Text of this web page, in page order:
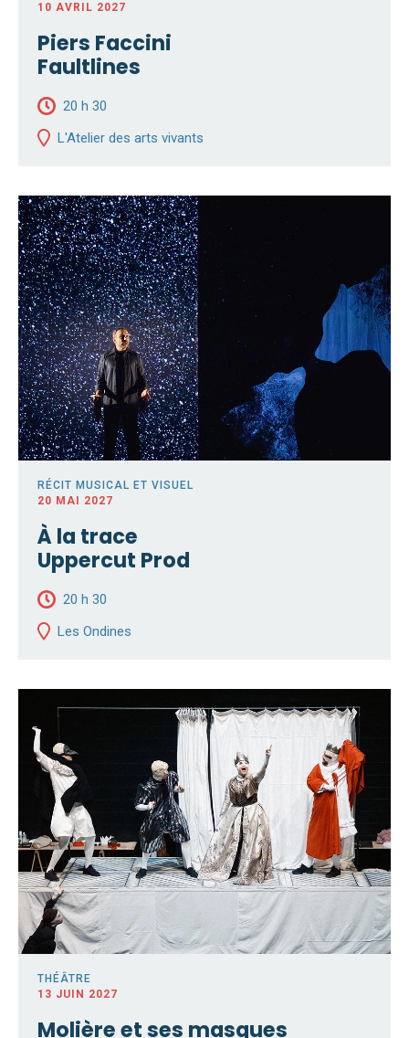
10 AVRIL 2027
Piers Faccini
Faultlines
20 h 30
L'Atelier des arts vivants
RÉCIT MUSICAL ET VISUEL
20 MAI 2027
À la trace
Uppercut Prod
20 h 30
Les Ondines
THÉÂTRE
13 JUIN 2027
Molière et ses masques